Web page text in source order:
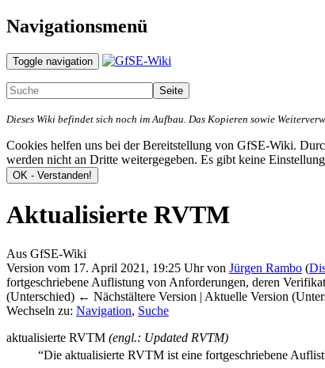
Navigationsmenü
Toggle navigation
Dieses Wiki befindet sich noch im Aufbau. Das Kopieren sowie
Cookies helfen uns bei der Bereitstellung von GfSE-Wiki.
werden nicht an Dritte weitergegeben. Es gibt keine
Aktualisierte RVTM
Aus GfSE-Wiki
Version vom 17. April 2021, 19:25 Uhr von Jürgen Rambo (
fortgeschriebene Auflistung von Anforderungen, deren
(Unterschied) ← Nächstältere Version | Aktuelle Version
Wechseln zu: Navigation, Suche
aktualisierte RVTM (engl.: Updated RVTM)
“Die aktualisierte RVTM ist eine fortgeschriebene